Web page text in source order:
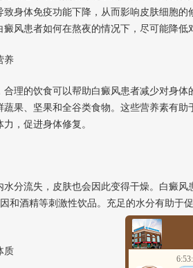
致身体免疫功能下降，从而影响皮肤细胞
癜风患者如何在熬夜的情况下，尽可能降低
养
的饮食可以帮助白癜风患者减少对身体
蔬果、坚果和全谷类食物。这些营养素有
，促进身体修复。
流失，皮肤也会因此变得干燥。白癜风
和酒精等刺激性饮品。充足的水分有助于
质